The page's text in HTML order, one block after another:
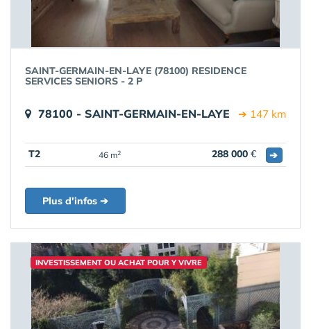
SAINT-GERMAIN-EN-LAYE (78100) RESIDENCE
SERVICES SENIORS - 2 P
78100 - SAINT-GERMAIN-EN-LAYE ➔ 147 km
T2 46 m2 288 000 € ➔
Plus d'infos ➔
INVESTISSEMENT OU ACHAT POUR Y VIVRE